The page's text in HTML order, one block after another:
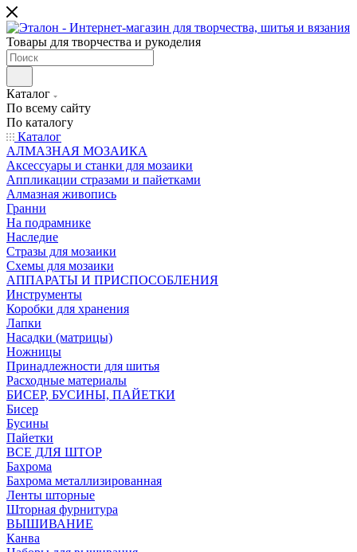
Товары для творчества и рукоделия
Каталог
По всему сайту
По каталогу
Каталог
АЛМАЗНАЯ МОЗАИКА
Аксессуары и станки для мозаики
Аппликации стразами и пайетками
Алмазная живопись
Гранни
На подрамнике
Наследие
Стразы для мозаики
Схемы для мозаики
АППАРАТЫ И ПРИСПОСОБЛЕНИЯ
Инструменты
Коробки для хранения
Лапки
Насадки (матрицы)
Ножницы
Принадлежности для шитья
Расходные материалы
БИСЕР, БУСИНЫ, ПАЙЕТКИ
Бисер
Бусины
Пайетки
ВСЕ ДЛЯ ШТОР
Бахрома
Бахрома металлизированная
Ленты шторные
Шторная фурнитура
ВЫШИВАНИЕ
Канва